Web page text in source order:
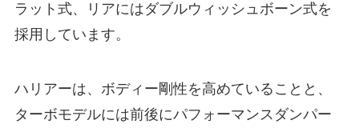
ラット式、リアにはダブルウィッシュボーン式を
採用しています。
ハリアーは、ボディー剛性を高めていることと、
ターボモデルには前後にパフォーマンスダンパー